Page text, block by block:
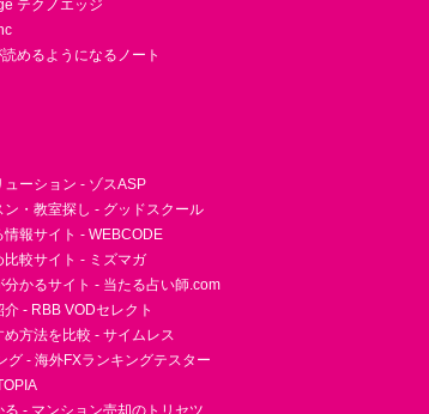
テクノエッジ
めるようになるノート
ーション - ゾスASP
・教室探し - グッドスクール
報サイト - WEBCODE
較サイト - ミズマガ
かるサイト - 当たる占い師.com
- RBB VODセレクト
方法を比較 - サイムレス
グ - 海外FXランキングテスター
- マンション売却のトリセツ